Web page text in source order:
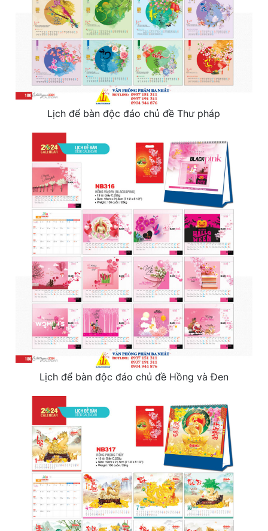
Lịch để bàn độc đáo chủ đề Thư pháp
Lịch để bàn độc đáo chủ đề Hồng và Đen